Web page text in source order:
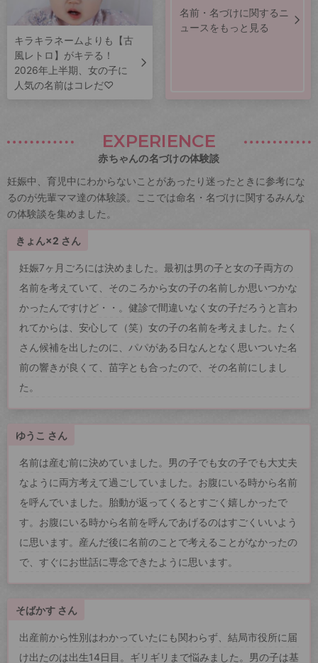
キラキラネームよりも【古
風レトロ】がキテる！
2026年上半期、女の子に
人気の名前はコレだ♡
名前・名づけに関するニ
ュースをもっと見る
EXPERIENCE
赤ちゃんの名づけの体験談
妊娠中、育児中にわからないことがあったり迷ったときに参考にな
るのが先輩ママ達の体験談。ここでは命名・名づけに関するみんな
の体験談を集めました。
きょん×2 さん
妊娠7ヶ月ごろには決めました。最初は男の子と女の子両方の
名前を考えていて、そのころから女の子の名前しか思いつかな
かったんですけど・・。健診で間違いなく女の子だろうと言わ
れてからは、安心して（笑）女の子の名前を考えました。たく
さん候補を出したのに、パパがある日なんとなく思いついた名
前の響きが良くて、苗字とも合ったので、その名前にしまし
た。
ゆうこ さん
名前は産む前に決めていました。男の子でも女の子でも大丈夫
なように両方考えて過ごしていました。お腹にいる時から名前
を呼んでいました。胎動が返ってくるとすごく嬉しかったで
す。お腹にいる時から名前を呼んであげるのはすごくいいよう
に思います。産んだ後に名前のことで考えることがなかったの
で、すぐにお世話に専念できたように思います。
そばかす さん
出産前から性別はわかっていたにも関わらず、結局市役所に届
け出たのは出生14日目。ギリギリまで悩みました。男の子は基